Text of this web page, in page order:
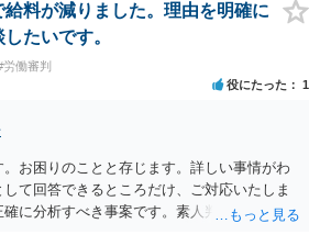
料が減りました。理由を明確に
たいです。
労働審判
役にたった 1
お困りのことと存じます。詳しい事情がわ
て回答できるところだけ、ご対応いたしま
に分析すべき事案です。素人判断は大いに